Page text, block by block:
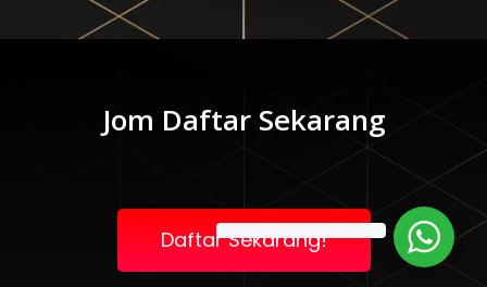
Jom Daftar Sekarang
Daftar Sekarang!